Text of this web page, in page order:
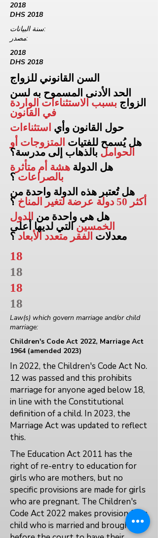
2018
DHS 2018
سنة البيانات:
مصدر:
2018
DHS 2018
السن القانوني للزواج
الحد الأدنى المسموح به لسن
الزواج بسبب الاستثناءات الواردة
في القانون
حول القانون وأي استثناءات
هل يُسمح للفتيات المتزوجات أو
الحوامل بالذهاب إلى مدرسة؟
هل الدولة هشة أم متأثرة
بالصراعات ؟
هل تُعتبر هذه الدولة واحدة من
أكثر 50 دولة عرضة لتغير المناخ
؟
هل هي واحدة من الدول
الخمسين التي لديها أعلى
معدلات الفقر متعدد الأبعاد ؟
18
18
18
18
Law(s) which govern marriage and/or child
marriage:
Children's Code Act 2022, Marriage Act
1964 (amended 2023)
In 2022, the Children's Code Act No.
12 was passed and this prohibits
marriage for anyone aged below 18,
in line with the Constitutional
definition of a child. In 2023, the
Marriage Act was updated to reflect
this.
The Education Act 2011 has the
right of re-entry to education for
girls who are mothers, but no
specific provisions are made for girls
who are pregnant. The Children's
Code Act 2022 makes provision for a
child who is married and brought